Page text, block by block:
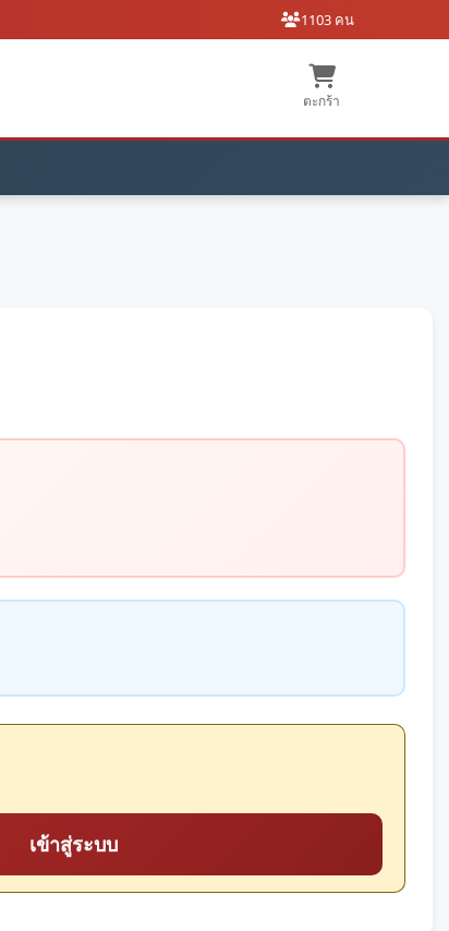
1103 คน
ตะกร้า
เข้าสู่ระบบ